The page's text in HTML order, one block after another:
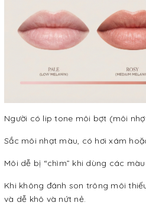
Người có lip tone môi bợt (môi
Sắc môi nhạt màu, có hơi xám
Môi dễ bị “chìm” khi dùng các
Khi không đánh son trông môi
và dễ khô và nứt nẻ.